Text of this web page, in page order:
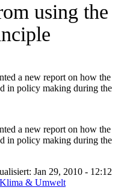
using the
a new report on how the
in policy making during the
a new report on how the
in policy making during the
Jan 29, 2010 - 12:12
Klima & Umwelt